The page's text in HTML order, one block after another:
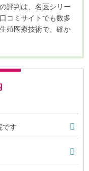
評判は、名医シリー
コミサイトでも数多
殖医療技術で、確か
です